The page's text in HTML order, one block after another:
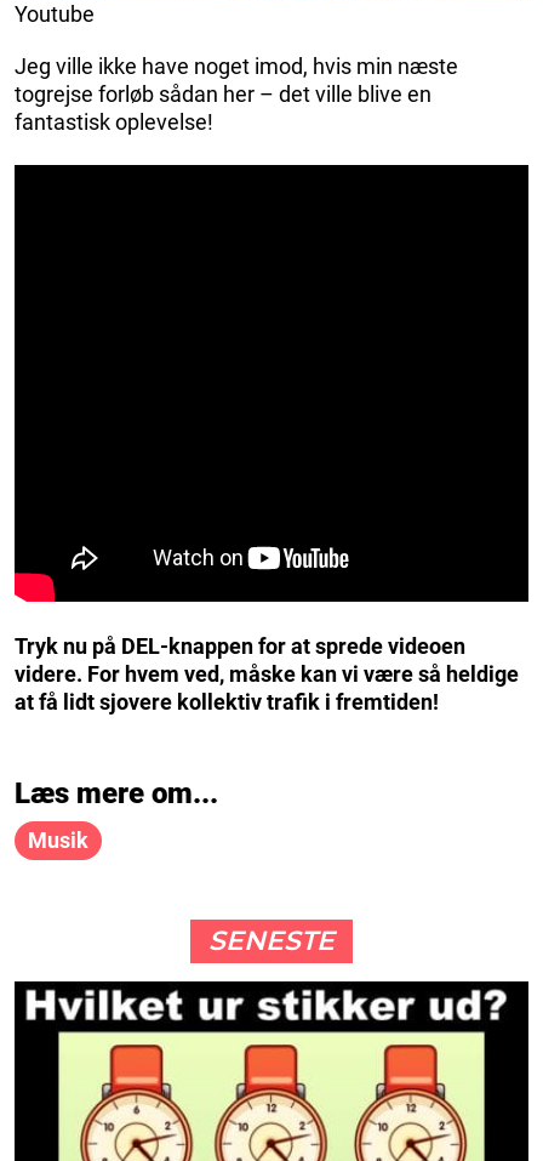
Youtube
Jeg ville ikke have noget imod, hvis min næste
togrejse forløb sådan her – det ville blive en
fantastisk oplevelse!
Tryk nu på DEL-knappen for at sprede videoen
videre. For hvem ved, måske kan vi være så heldige
at få lidt sjovere kollektiv trafik i fremtiden!
Læs mere om...
Musik
SENESTE